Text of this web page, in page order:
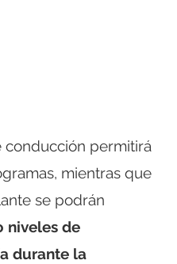
conducción permitirá
mientras que
se podrán
niveles de
durante la